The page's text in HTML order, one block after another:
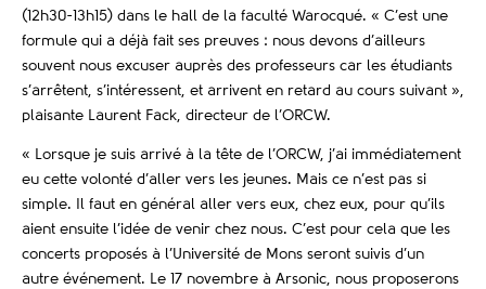
(12h30-13h15) dans le hall de la faculté Warocqué. « C’est une
formule qui a déjà fait ses preuves : nous devons d’ailleurs
souvent nous excuser auprès des professeurs car les étudiants
s’arrêtent, s’intéressent, et arrivent en retard au cours suivant »,
plaisante Laurent Fack, directeur de l’ORCW.
« Lorsque je suis arrivé à la tête de l’ORCW, j’ai immédiatement
eu cette volonté d’aller vers les jeunes. Mais ce n’est pas si
simple. Il faut en général aller vers eux, chez eux, pour qu’ils
aient ensuite l’idée de venir chez nous. C’est pour cela que les
concerts proposés à l’Université de Mons seront suivis d’un
autre événement. Le 17 novembre à Arsonic, nous proposerons